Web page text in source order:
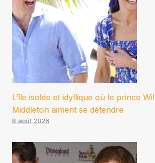
L’île isolée et idyllique où le prince
Middleton aiment se détendre
8 août 2026